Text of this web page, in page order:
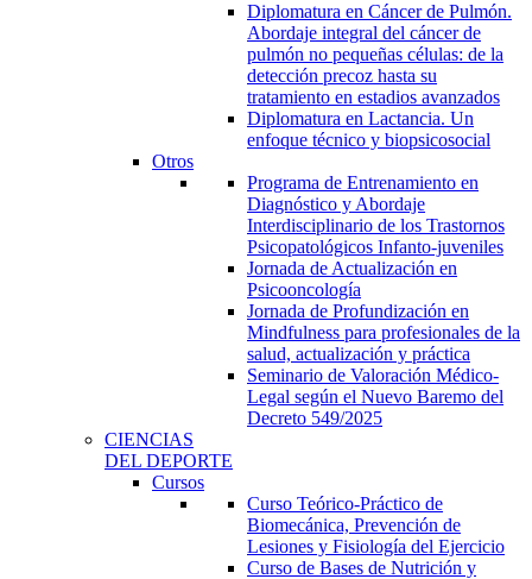
Diplomatura en Cáncer de Pulmón.
Abordaje integral del cáncer de
pulmón no pequeñas células: de la
detección precoz hasta su
tratamiento en estadios avanzados
Diplomatura en Lactancia. Un
enfoque técnico y biopsicosocial
Otros
Programa de Entrenamiento en
Diagnóstico y Abordaje
Interdisciplinario de los Trastornos
Psicopatológicos Infanto-juveniles
Jornada de Actualización en
Psicooncología
Jornada de Profundización en
Mindfulness para profesionales de la
salud, actualización y práctica
Seminario de Valoración Médico-
Legal según el Nuevo Baremo del
Decreto 549/2025
CIENCIAS
DEL DEPORTE
Cursos
Curso Teórico-Práctico de
Biomecánica, Prevención de
Lesiones y Fisiología del Ejercicio
Curso de Bases de Nutrición y